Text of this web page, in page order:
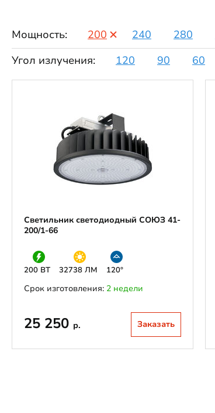
Мощность: 200 240 280
Угол излучения:
120 90 60
Светильник светодиодный СОЮЗ 41-
200/1-66
200 ВТ 32738 ЛМ 120°
Срок изготовления: 2 недели
25 250 р. Заказать